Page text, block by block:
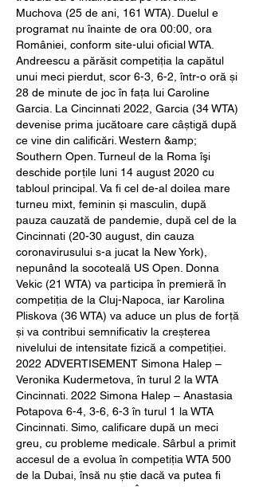
Muchova (25 de ani, 161 WTA). Duelul e
programat nu înainte de ora 00:00, ora
României, conform site-ului oficial WTA.
Andreescu a părăsit competiția la capătul
unui meci pierdut, scor 6-3, 6-2, într-o oră și
28 de minute de joc în fața lui Caroline
Garcia. La Cincinnati 2022, Garcia (34 WTA)
devenise prima jucătoare care câștigă după
ce vine din calificări. Western &amp;
Southern Open. Turneul de la Roma îşi
deschide porţile luni 14 august 2020 cu
tabloul principal. Va fi cel de-al doilea mare
turneu mixt, feminin și masculin, după
pauza cauzată de pandemie, după cel de la
Cincinnati (20-30 august, din cauza
coronavirusului s-a jucat la New York),
nepunând la socoteală US Open. Donna
Vekic (21 WTA) va participa în premieră în
competiția de la Cluj-Napoca, iar Karolina
Pliskova (36 WTA) va aduce un plus de forță
și va contribui semnificativ la creșterea
nivelului de intensitate fizică a competiției.
2022 ADVERTISEMENT Simona Halep –
Veronika Kudermetova, în turul 2 la WTA
Cincinnati. 2022 Simona Halep – Anastasia
Potapova 6-4, 3-6, 6-3 în turul 1 la WTA
Cincinnati. Simo, calificare după un meci
greu, cu probleme medicale. Sârbul a primit
accesul de a evolua în competiția WTA 500
de la Dubai, însă nu știe dacă va putea fi